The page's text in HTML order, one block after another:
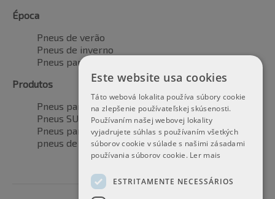
Época
Pneus de verão
Pneus de inverno
Pneus para todas as estações
Produtos
Pneus para automóveis
Pneus SUV / 4x4
Pneus para veículos de transporte
pneus de motocicleta
Este website usa cookies
Táto webová lokalita používa súbory cookie
na zlepšenie používateľskej skúsenosti.
Používaním našej webovej lokality
vyjadrujete súhlas s používaním všetkých
súborov cookie v súlade s našimi zásadami
používania súborov cookie. Ler mais
ESTRITAMENTE NECESSÁRIOS